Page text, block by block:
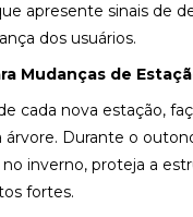
apresente sinais de
dos usuários.
Mudanças de
cada nova estação,
árvore. Durante o
inverno, proteja a
fortes.